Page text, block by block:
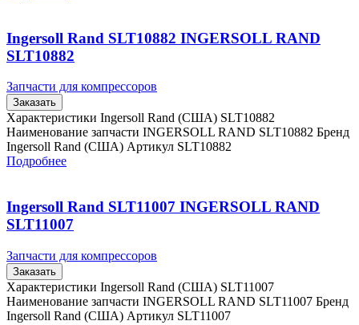
Ingersoll Rand SLT10882 INGERSOLL RAND
SLT10882
Запчасти для компрессоров
Заказать
Характеристики Ingersoll Rand (США) SLT10882
Наименование запчасти INGERSOLL RAND SLT10882 Бренд
Ingersoll Rand (США) Артикул SLT10882
Подробнее
Ingersoll Rand SLT11007 INGERSOLL RAND
SLT11007
Запчасти для компрессоров
Заказать
Характеристики Ingersoll Rand (США) SLT11007
Наименование запчасти INGERSOLL RAND SLT11007 Бренд
Ingersoll Rand (США) Артикул SLT11007